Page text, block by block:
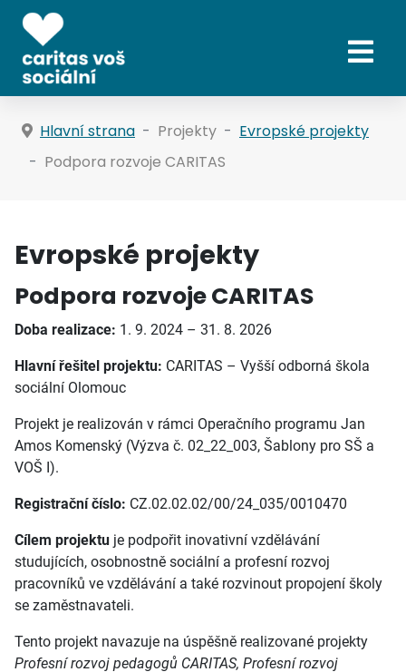
Hlavní strana Projekty
Evropské projekty
Podpora rozvoje CARITAS
Evropské projekty
Podpora rozvoje CARITAS
Doba realizace: 1. 9. 2024 – 31. 8. 2026
Hlavní řešitel projektu: CARITAS – Vyšší odborná škola
sociální Olomouc
Projekt je realizován v rámci Operačního programu Jan
Amos Komenský (Výzva č. 02_22_003, Šablony pro SŠ a
VOŠ I).
Registrační číslo: CZ.02.02.02/00/24_035/0010470
Cílem projektu je podpořit inovativní vzdělávání
studujících, osobnostně sociální a profesní rozvoj
pracovníků ve vzdělávání a také rozvinout propojení školy
se zaměstnavateli.
Tento projekt navazuje na úspěšně realizované projekty
Profesní rozvoj pedagogů CARITAS, Profesní rozvoj